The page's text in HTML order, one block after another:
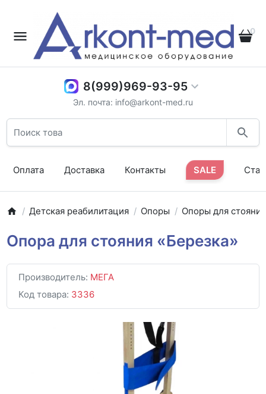
0
8(999)969-93-95
Эл. почта: info@arkont-med.ru
Оплата Доставка Контакты SALE
Детская реабилитация Опоры Опоры для стояния
Опора для стояния «Березка»
Производитель: МЕГА
Код товара: 3336